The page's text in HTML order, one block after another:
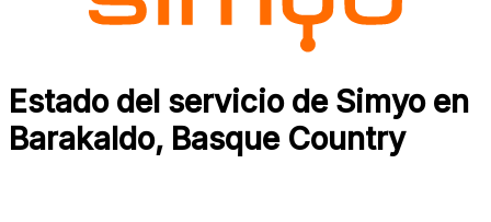
Estado del servicio de Simyo en
Barakaldo, Basque Country